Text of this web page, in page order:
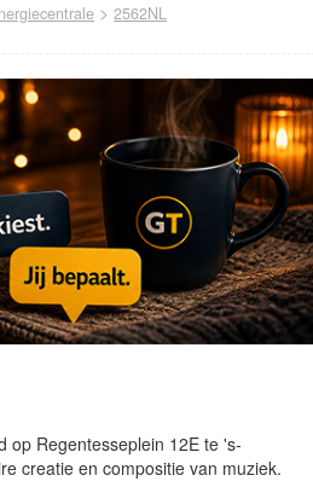
> 2562NL
op Regentesseplein 12E te 's-
creatie en compositie van muziek.